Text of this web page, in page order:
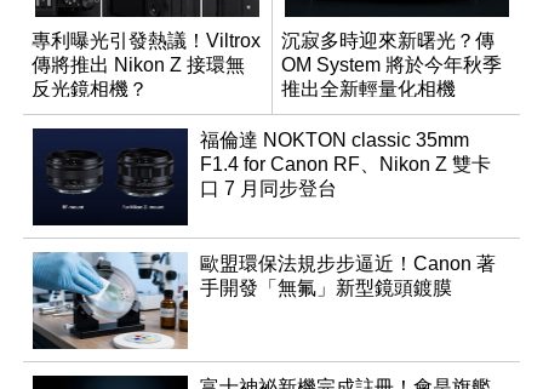
專利曝光引發熱議！Viltrox
傳將推出 Nikon Z 接環無
反光鏡相機？
沉寂多時迎來新曙光？傳
OM System 將於今年秋季
推出全新輕量化相機
福倫達 NOKTON classic 35mm
F1.4 for Canon RF、Nikon Z 雙卡
口 7 月同步登台
歐盟環保法規步步逼近！Canon 著
手開發「無氟」新型鏡頭鍍膜